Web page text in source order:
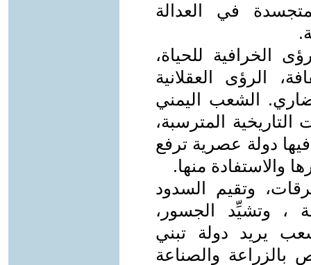
في العدالة
الخرافية للحياة،
الرؤى العقلانية
الشعب اليمني
المترسبة،
دولة عصرية ترفع
والاستفادة منها.
وتقيم السدود
، وتشيِّد الجسور،
يريد دولة تبني
بالزراعة والصناعة